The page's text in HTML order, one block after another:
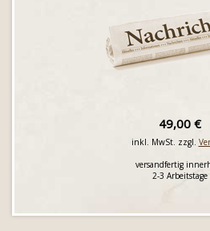
49,00 €
inkl. MwSt. zzgl.
versandfertig
2-3 Arbeitstage